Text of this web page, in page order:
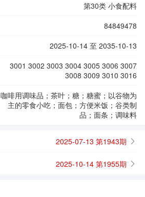
第30类 小食配料
84849478
2025-10-14 至 2035-10-13
3001 3002 3003 3004 3005 3006 3007
3008 3009 3010 3016
咖啡用调味品；茶叶；糖；糖蜜；以谷物为
主的零食小吃；面包；方便米饭；谷类制
品；面条；调味料
2025-07-13 第1943期
2025-10-14 第1955期